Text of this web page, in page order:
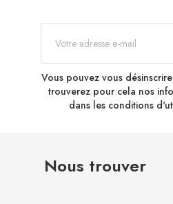
Vous pouvez vous
trouverez pour cela nos
dans les conditions
Nous trouver